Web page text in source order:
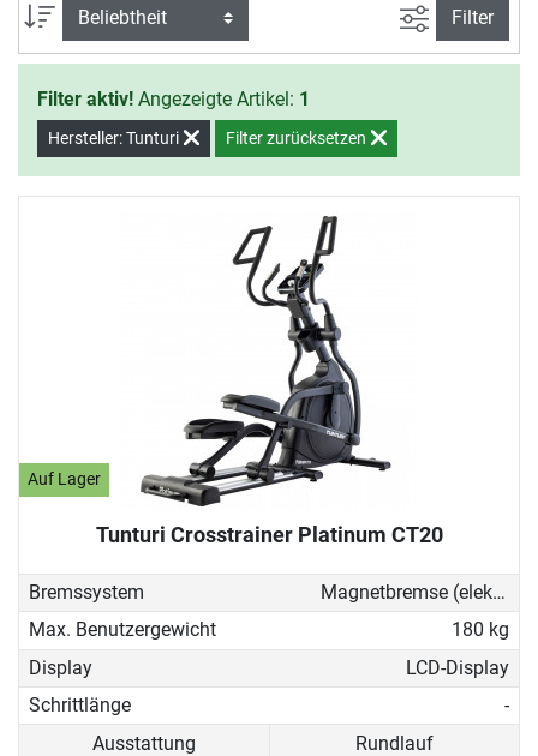
ist nicht nur hochwirksam, sondern
macht dank der sportlichen
Ausstattung und vielfältiger
Trainingsprogramme auch reichlich
Spaß. Mit ihrer besonderen Optik
sind Tunturi Crosstrainer ein echter
Sortierung Ansicht
Filter
Filter aktiv! Angezeigte Artikel: 1
Hersteller: Tunturi Filter zurücksetzen
Auf Lager
Tunturi Crosstrainer Platinum CT20
Bremssystem
Magnetbremse (elektronisch)
Max. Benutzergewicht
180 kg
Display
LCD-Display
Schrittlänge
-
Ausstattung
Rundlauf